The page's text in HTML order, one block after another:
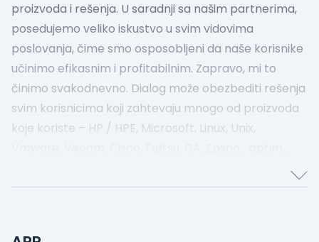
proizvoda i rešenja. U saradnji sa našim partnerima,
posedujemo veliko iskustvo u svim vidovima
poslovanja, čime smo osposobljeni da naše korisnike
učinimo efikasnim i profitabilnim. Zapravo, mi to
činimo svakodnevno. Dialog može obezbediti rešenja
svim korisnicima koji zahtevaju mnogo od proizvoda
koje koriste – HP / HPE, Microsoft, Linux, Unix,
rešenja, optimalni troškovi.Naši proizvodi su